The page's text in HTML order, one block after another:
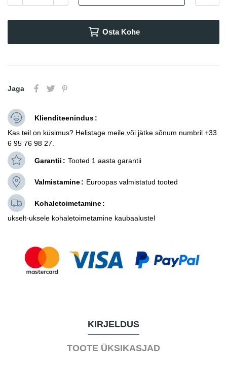
Osta Kohe
Jaga
Klienditeenindus
Kas teil on küsimus? Helistage meile või jätke sõnum numbril +33
6 95 76 98 27.
Garantii Tooted 1 aasta garantii
Valmistamine Euroopas valmistatud tooted
Kohaletoimetamine
ukselt-uksele kohaletoimetamine kaubaalustel
KIRJELDUS
TOOTE ÜKSIKASJAD